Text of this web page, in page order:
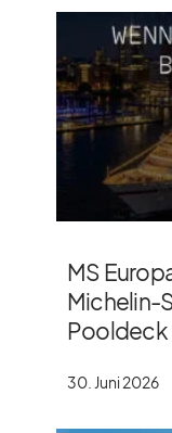
MS
Michelin-
Pooldeck
30. Juni 2026